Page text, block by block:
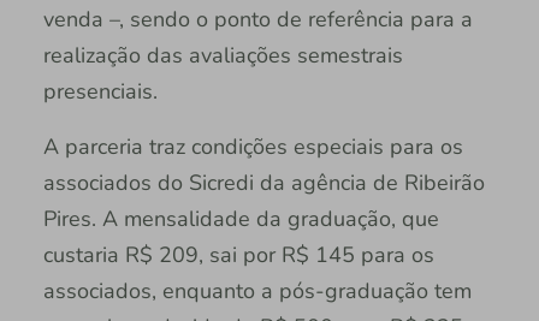
venda –, sendo o ponto de referência para a
realização das avaliações semestrais
presenciais.
A parceria traz condições especiais para os
associados do Sicredi da agência de Ribeirão
Pires. A mensalidade da graduação, que
custaria R$ 209, sai por R$ 145 para os
associados, enquanto a pós-graduação tem